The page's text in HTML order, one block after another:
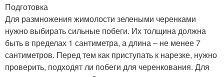
Подготовка
Для размножения жимолости зелеными черенками
нужно выбирать сильные побеги. Их толщина должна
быть в пределах 1 сантиметра, а длина – не менее 7
сантиметров. Перед тем как приступать к нарезке, нужно
проверить, подходят ли побеги для черенкования. Для